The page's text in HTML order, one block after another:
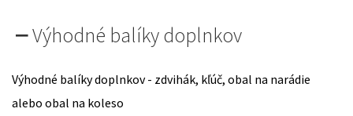
Výhodné balíky doplnkov
Výhodné balíky doplnkov - zdvihák, kľúč, obal na narádie
alebo obal na koleso